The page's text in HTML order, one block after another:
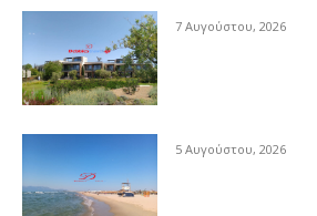
7 Αυγούστου, 2026
5 Αυγούστου, 2026